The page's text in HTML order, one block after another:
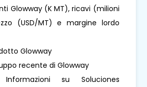
Glowway (K MT), ricavi (milioni
(USD/MT) e margine lordo
Glowway
recente di Glowway
su Soluciones